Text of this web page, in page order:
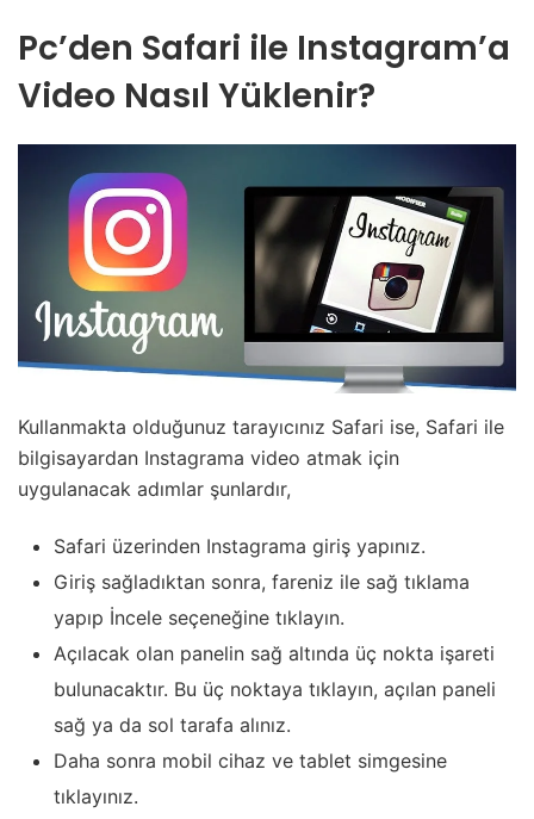
Pc’den Safari ile Instagram’a
Video Nasıl Yüklenir?
Kullanmakta olduğunuz tarayıcınız Safari ise, Safari ile
bilgisayardan Instagrama video atmak için
uygulanacak adımlar şunlardır,
Safari üzerinden Instagrama giriş yapınız.
Giriş sağladıktan sonra, fareniz ile sağ tıklama
yapıp İncele seçeneğine tıklayın.
Açılacak olan panelin sağ altında üç nokta işareti
bulunacaktır. Bu üç noktaya tıklayın, açılan paneli
sağ ya da sol tarafa alınız.
Daha sonra mobil cihaz ve tablet simgesine
tıklayınız.